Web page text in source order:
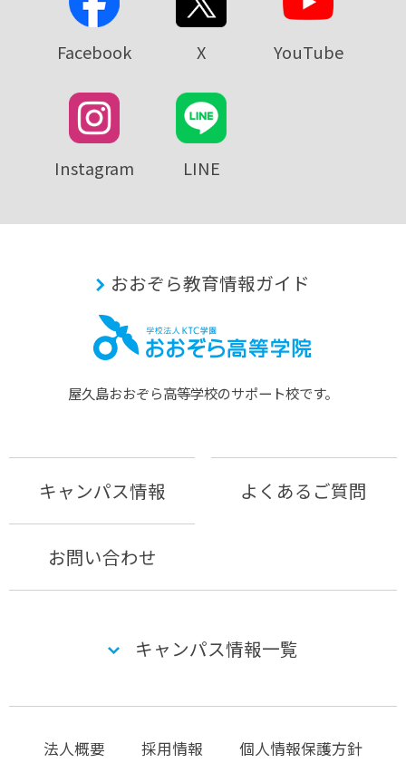
Facebook X YouTube
Instagram LINE
おおぞら教育情報ガイド
屋久島おおぞら⾼等学校のサポート校です。
キャンパス情報 よくあるご質問
お問い合わせ
キャンパス情報一覧
法人概要 採用情報
個人情報保護方針